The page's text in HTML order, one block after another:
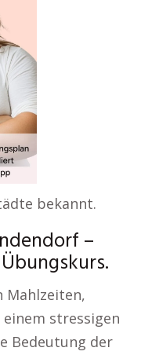
bekannt.
–
Mahlzeiten,
stressigen
Bedeutung der